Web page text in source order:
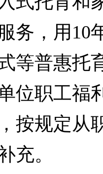
务，用10
等普惠托
位职工福
按规定从
充。